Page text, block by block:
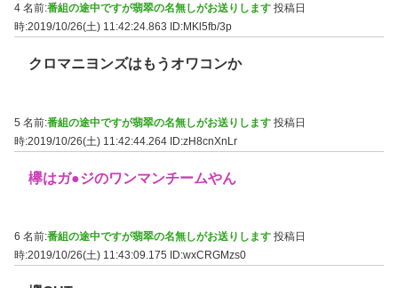
4 名前:番組の途中ですが翡翠の名無しがお送りします 投稿日
時:2019/10/26(土) 11:42:24.863
ID:MKl5fb/3p
クロマニヨンズはもうオワコンか
5 名前:番組の途中ですが翡翠の名無しがお送りします 投稿日
時:2019/10/26(土) 11:42:44.264 ID:zH8cnXnLr
欅はガ●ジのワンマンチームやん
6 名前:番組の途中ですが翡翠の名無しがお送りします 投稿日
時:2019/10/26(土) 11:43:09.175
ID:wxCRGMzs0